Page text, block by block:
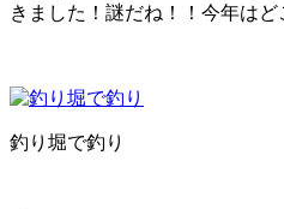
きました！謎だね！！今年はど
釣り堀で釣り